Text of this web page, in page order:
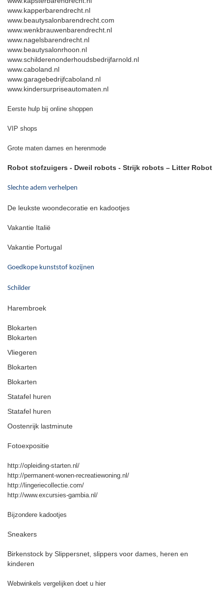
www.kapperbarendrecht.nl
www.beautysalonbarendrecht.com
www.wenkbrauwenbarendrecht.nl
www.nagelsbarendrecht.nl
www.beautysalonrhoon.nl
www.schilderenonderhoudsbedrijfarnold.nl
www.caboland.nl
www.garagebedrijfcaboland.nl
www.kindersurpriseautomaten.nl
Eerste hulp bij online shoppen
VIP shops
Grote maten dames en herenmode
Robot stofzuigers - Dweil robots - Strijk robots – Litter Robot
Slechte adem verhelpen
De leukste woondecoratie en kadootjes
Vakantie Italië
Vakantie Portugal
Goedkope kunststof kozijnen
Schilder
Harembroek
Blokarten
Blokarten
Vliegeren
Blokarten
Blokarten
Statafel huren
Statafel huren
Oostenrijk lastminute
Fotoexpositie
http://opleiding-starten.nl/
http://permanent-wonen-recreatiewoning.nl/
http://lingeriecollectie.com/
http://www.excursies-gambia.nl/
Bijzondere kadootjes
Sneakers
Birkenstock by Slippersnet, slippers voor dames, heren en
kinderen
Webwinkels vergelijken doet u hier